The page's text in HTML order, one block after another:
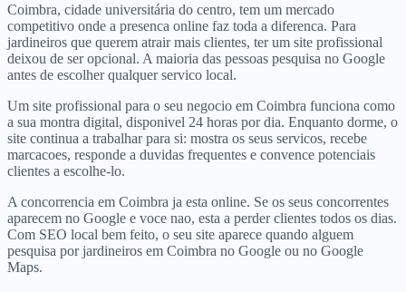
Coimbra, cidade universitária do centro, tem um mercado
competitivo onde a presenca online faz toda a diferenca. Para
jardineiros que querem atrair mais clientes, ter um site profissional
deixou de ser opcional. A maioria das pessoas pesquisa no Google
antes de escolher qualquer servico local.
Um site profissional para o seu negocio em Coimbra funciona como
a sua montra digital, disponivel 24 horas por dia. Enquanto dorme, o
site continua a trabalhar para si: mostra os seus servicos, recebe
marcacoes, responde a duvidas frequentes e convence potenciais
clientes a escolhe-lo.
A concorrencia em Coimbra ja esta online. Se os seus concorrentes
aparecem no Google e voce nao, esta a perder clientes todos os dias.
Com SEO local bem feito, o seu site aparece quando alguem
pesquisa por jardineiros em Coimbra no Google ou no Google
Maps.